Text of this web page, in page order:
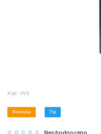
Kód: VV9
Novinka Tip